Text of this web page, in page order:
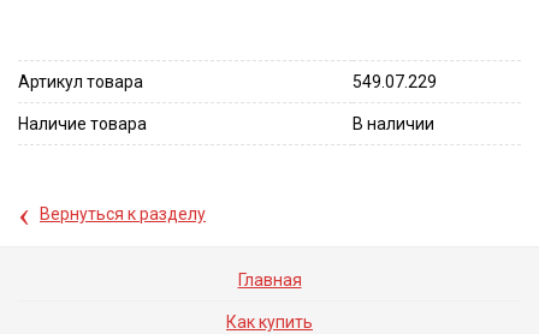
Артикул товара 549.07.229
Наличие товара В наличии
‹ Вернуться к разделу
Главная
Как купить